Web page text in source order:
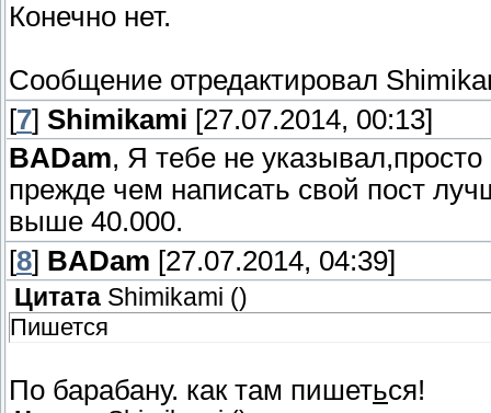
Конечно нет.
Сообщение отредактировал
[7] Shimikami [27.07.2014, 00:13]
BADam, Я тебе не
прежде чем написать свой пост
выше 40.000.
[8] BADam [27.07.2014, 04:39]
Цитата Shimikami ()
Пишется
По барабану. как там пишеться!